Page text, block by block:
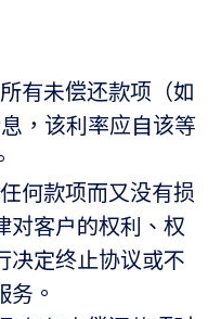
有未偿还款项（如
，该利率应自该等
何款项而又没有损
对客户的权利、权
决定终止协议或不
务。